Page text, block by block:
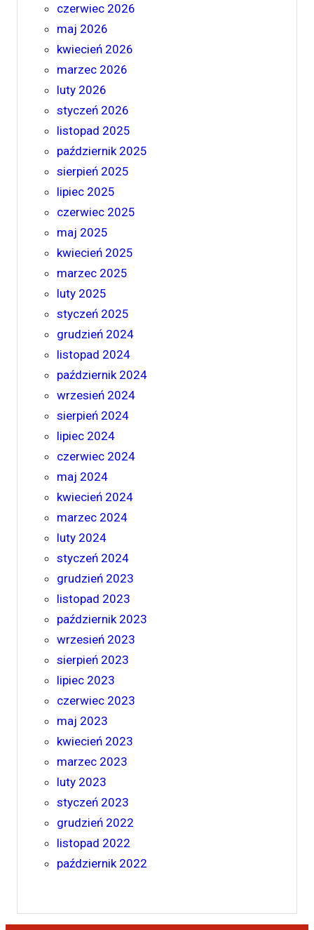
czerwiec 2026
maj 2026
kwiecień 2026
marzec 2026
luty 2026
styczeń 2026
listopad 2025
październik 2025
sierpień 2025
lipiec 2025
czerwiec 2025
maj 2025
kwiecień 2025
marzec 2025
luty 2025
styczeń 2025
grudzień 2024
listopad 2024
październik 2024
wrzesień 2024
sierpień 2024
lipiec 2024
czerwiec 2024
maj 2024
kwiecień 2024
marzec 2024
luty 2024
styczeń 2024
grudzień 2023
listopad 2023
październik 2023
wrzesień 2023
sierpień 2023
lipiec 2023
czerwiec 2023
maj 2023
kwiecień 2023
marzec 2023
luty 2023
styczeń 2023
grudzień 2022
listopad 2022
październik 2022